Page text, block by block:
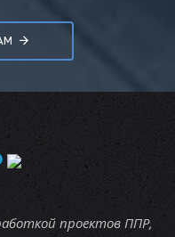
проектов ППР,